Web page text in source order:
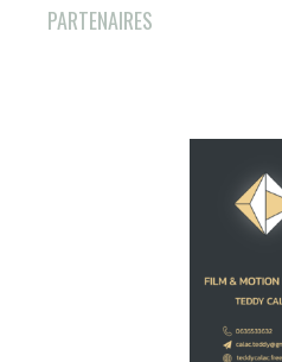
PARTENAIRES